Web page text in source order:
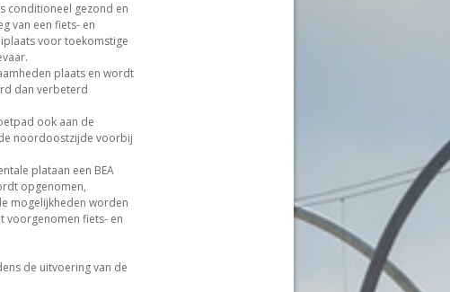
conditioneel gezond en
van een fiets- en
voor toekomstige
plaats en wordt
dan verbeterd
ook aan de
noordoostzijde voorbij
plataan een BEA
opgenomen,
mogelijkheden worden
voorgenomen fiets- en
de uitvoering van de